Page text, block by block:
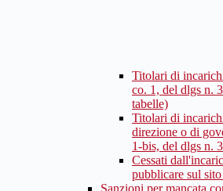
Titolari di
co. 1, del dlgs n.
tabelle)
Titolari di
direzione o di
1-bis, del dlgs n.
Cessati
pubblicare sul